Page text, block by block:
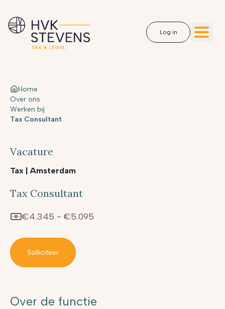
Log in
Home
Over ons
Werken bij
Tax Consultant
Vacature
Tax | Amsterdam
Tax Consultant
€4.345 - €5.095
Solliciteer
Over de functie